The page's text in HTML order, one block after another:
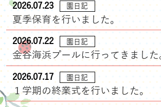
2026.07.23 園日記
夏季保育を行いました。
2026.07.22 園日記
金谷海浜プールに行ってきました
2026.07.17 園日記
１学期の終業式を行いました。